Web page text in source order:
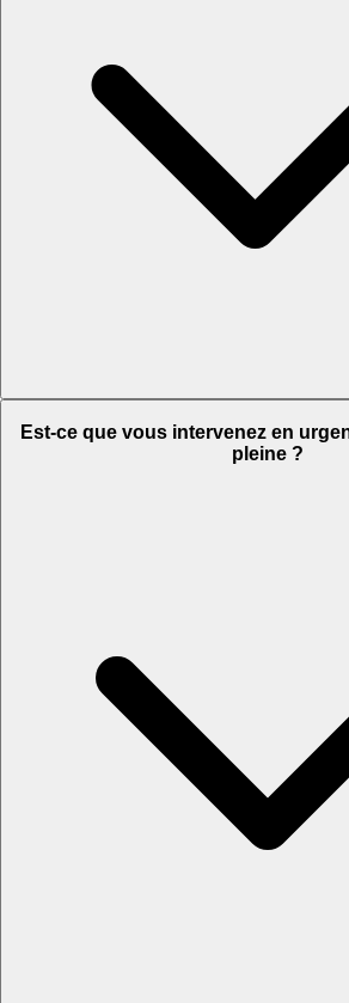
Est-ce que vous intervenez en
pleine ?